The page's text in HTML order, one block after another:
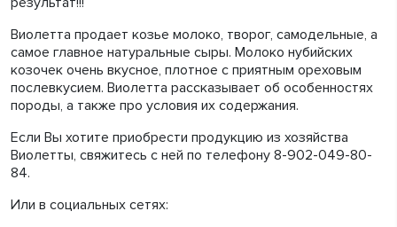
Виолетта продает козье молоко, творог, самодельные, а
самое главное натуральные сыры. Молоко нубийских
козочек очень вкусное, плотное с приятным ореховым
послевкусием. Виолетта рассказывает об особенностях
породы, а также про условия их содержания.
Если Вы хотите приобрести продукцию из хозяйства
Виолетты, свяжитесь с ней по телефону 8-902-049-80-
84.
Или в социальных сетях: